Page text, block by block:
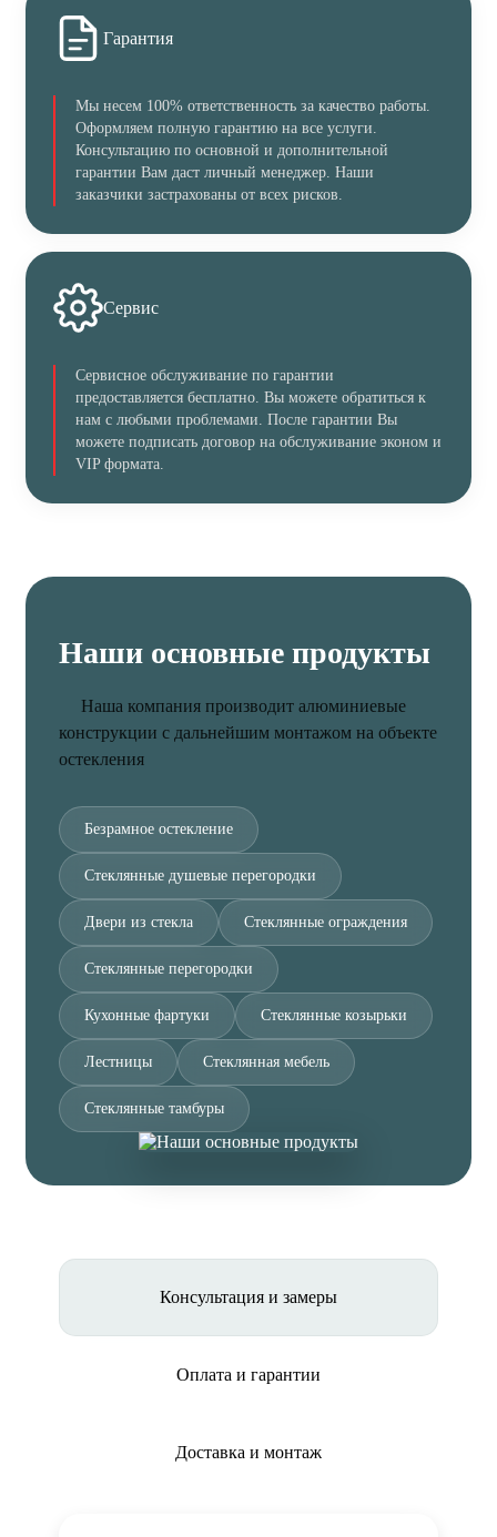
Гарантия
Мы несем 100% ответственность за качество работы.
Оформляем полную гарантию на все услуги.
Консультацию по основной и дополнительной
гарантии Вам даст личный менеджер. Наши
заказчики застрахованы от всех рисков.
Сервис
Сервисное обслуживание по гарантии
предоставляется бесплатно. Вы можете обратиться к
нам с любыми проблемами. После гарантии Вы
можете подписать договор на обслуживание эконом и
VIP формата.
Наши основные продукты
Наша компания производит алюминиевые
конструкции с дальнейшим монтажом на объекте
остекления
Безрамное остекление
Стеклянные душевые перегородки
Двери из стекла Стеклянные ограждения
Стеклянные перегородки
Кухонные фартуки Стеклянные козырьки
Лестницы Стеклянная мебель
Стеклянные тамбуры
Консультация и замеры
Оплата и гарантии
Доставка и монтаж